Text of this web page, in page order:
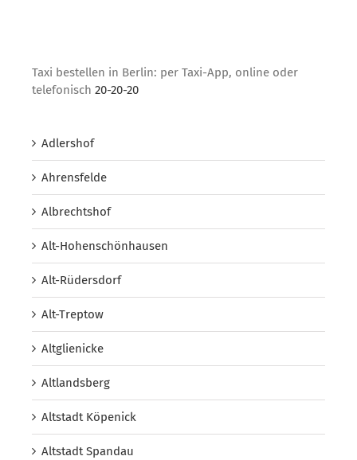
Taxi bestellen in Berlin: per Taxi-App, online oder
telefonisch 20-20-20
Adlershof
Ahrensfelde
Albrechtshof
Alt-Hohenschönhausen
Alt-Rüdersdorf
Alt-Treptow
Altglienicke
Altlandsberg
Altstadt Köpenick
Altstadt Spandau